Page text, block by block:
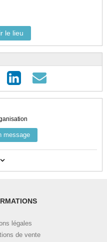
le lieu
message
iciet visualisez toutes vos
le bouton de contact ci-
le nom utilisé pour la
légales
de vente